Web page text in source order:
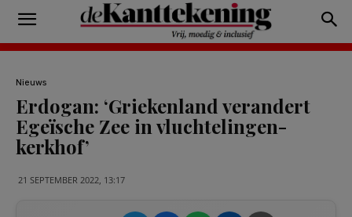
Nieuws
Erdogan: ‘Griekenland verandert
Egeïsche Zee in vluchtelingen-
kerkhof’
21 SEPTEMBER 2022, 13:17